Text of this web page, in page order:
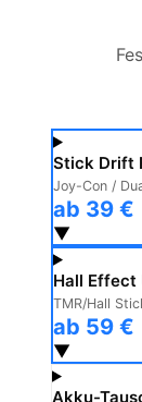
Stick Drift
Joy-Con /
ab 39 €
▼
Hall Effect
TMR/Hall
ab 59 €
▼
Akku-